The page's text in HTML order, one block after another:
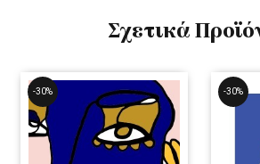
Σχετικά
-30% -30%